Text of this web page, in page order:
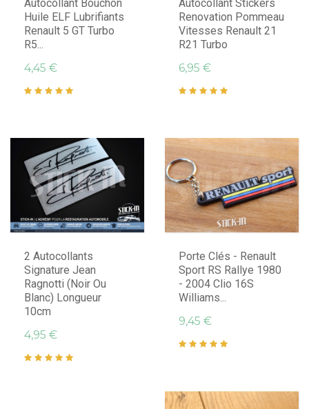
Autocollant Bouchon
Huile ELF Lubrifiants
Renault 5 GT Turbo
R5...
4,45 €
Autocollant Stickers
Renovation Pommeau
Vitesses Renault 21
R21 Turbo
6,95 €
2 Autocollants
Signature Jean
Ragnotti (Noir Ou
Blanc) Longueur
10cm
4,95 €
Porte Clés - Renault
Sport RS Rallye 1980
- 2004 Clio 16S
Williams...
9,45 €